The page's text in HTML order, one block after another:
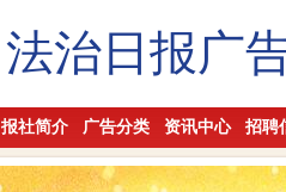
法治日报广
报社简介 广告分类 资讯中心 招聘